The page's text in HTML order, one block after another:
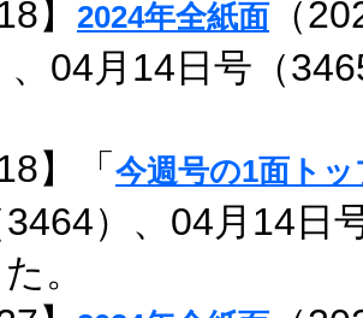
】 2024年全紙面 （
、04月14日号（
】「 今週号の1面トッ
）、04月14日
。